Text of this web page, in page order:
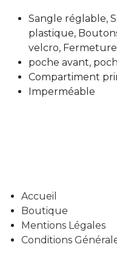
Sangle réglable,
plastique,
velcro,
poche avant,
Compartiment
Imperméable
Accueil
Boutique
Mentions Légales
Conditions